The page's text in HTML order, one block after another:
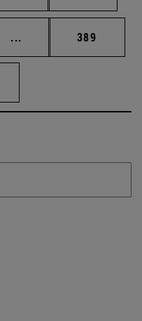
... Páginas intermedias
Página
389